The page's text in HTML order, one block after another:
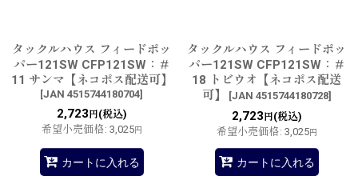
タックルハウス フィードポッ
パー121SW CFP121SW：＃
11 サンマ【ネコポス配送可】
[JAN 4515744180704]
2,723 円(税込)
希望小売価格: 3,025円
カートに入れる
タックルハウス フィードポッ
パー121SW CFP121SW：＃
18 トビウオ【ネコポス配送
可】
[JAN 4515744180728]
2,723 円(税込)
希望小売価格: 3,025円
カートに入れる